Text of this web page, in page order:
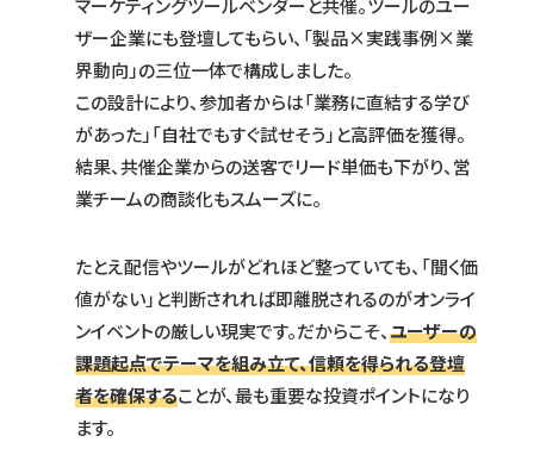
マーケティングツールベンダーと共催。ツールのユー
ザー企業にも登壇してもらい、「製品×実践事例×業
界動向」の三位一体で構成しました。
この設計により、参加者からは「業務に直結する学び
があった」「自社でもすぐ試せそう」と高評価を獲得。
結果、共催企業からの送客でリード単価も下がり、営
業チームの商談化もスムーズに。
たとえ配信やツールがどれほど整っていても、「聞く価
値がない」と判断されれば即離脱されるのがオンライ
ンイベントの厳しい現実です。だからこそ、ユーザーの
課題起点でテーマを組み立て、信頼を得られる登壇
者を確保することが、最も重要な投資ポイントになり
ます。